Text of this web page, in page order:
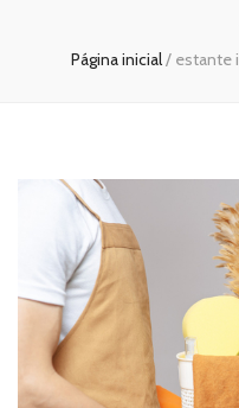
Página inicial/ estante